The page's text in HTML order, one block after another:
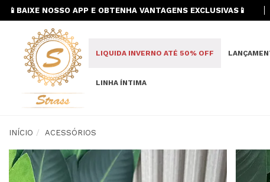
📱BAIXE NOSSO APP E OBTENHA VANTAGENS EXCLUSIVAS📱
LIQUIDA INVERNO ATÉ 50% OFF
LINHA ÍNTIMA
INÍCIO ACESSÓRIOS